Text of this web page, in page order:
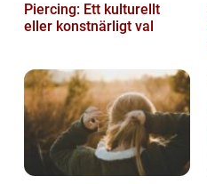
Piercing: Ett kulturellt
eller konstnärligt val